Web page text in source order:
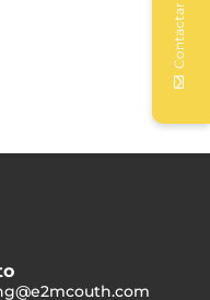
Contactar